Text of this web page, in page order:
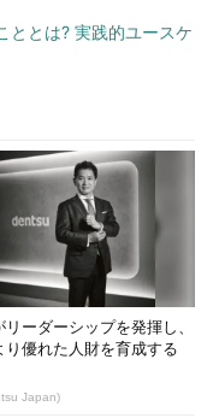
ととは? 実践的ユースケ
リーダーシップを発揮し、
り優れた人財を育成する
Japan)